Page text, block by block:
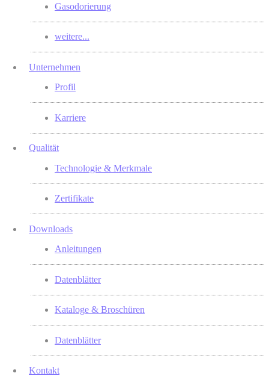
Gasodorierung
weitere...
Unternehmen
Profil
Karriere
Qualität
Technologie & Merkmale
Zertifikate
Downloads
Anleitungen
Datenblätter
Kataloge & Broschüren
Datenblätter
Kontakt